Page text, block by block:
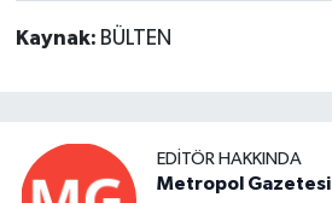
Kaynak: BÜLTEN
EDITÖR HAKKINDA
Metropol Gazetesi